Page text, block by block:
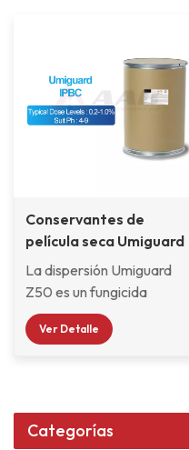
Conservantes de
película seca Umiguard
IPBC
La dispersión Umiguard
Z50 es un fungicida
eficaz y de amplio
espectro. que protege
causados ​​por moho,
levaduras, algas y
Ver Detalle
Categorías